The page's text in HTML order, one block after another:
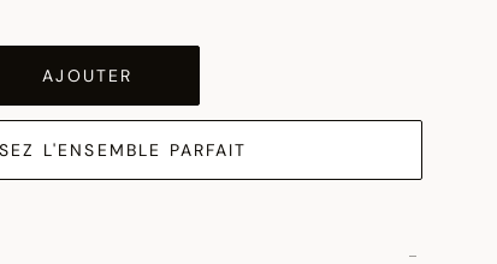
AJOUTER
L'ENSEMBLE PARFAIT